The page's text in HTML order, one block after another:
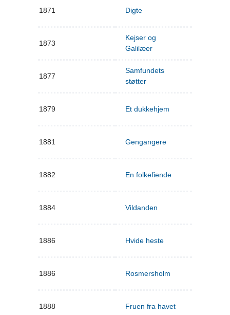
1871 Digte
1873
Kejser og
Galilæer
1877
Samfundets
støtter
1879 Et dukkehjem
1881 Gengangere
1882 En folkefiende
1884 Vildanden
1886 Hvide heste
1886 Rosmersholm
1888 Fruen fra havet